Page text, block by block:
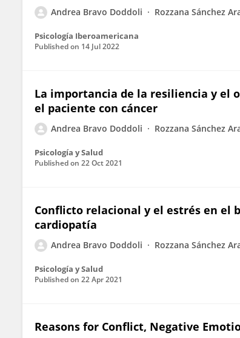
Andrea Bravo Doddoli Rozzana Sánchez
Psicología Iberoamericana
Published on 14 Jul 2022
La importancia de la resiliencia y el
el paciente con cáncer
Andrea Bravo Doddoli Rozzana Sánchez
Psicología y Salud
Published on 22 Oct 2021
Conflicto relacional y el estrés en el
cardiopatía
Andrea Bravo Doddoli Rozzana Sánchez
Psicología y Salud
Published on 22 Apr 2021
Reasons for Conflict, Negative